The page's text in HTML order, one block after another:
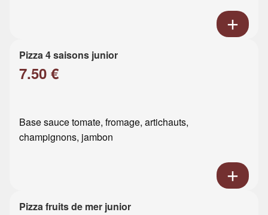
Pizza 4 saisons junior
7.50 €
Base sauce tomate, fromage, artichauts,
champignons, jambon
Pizza fruits de mer junior